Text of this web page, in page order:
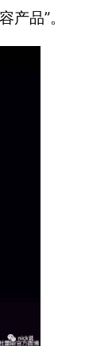
产品”。